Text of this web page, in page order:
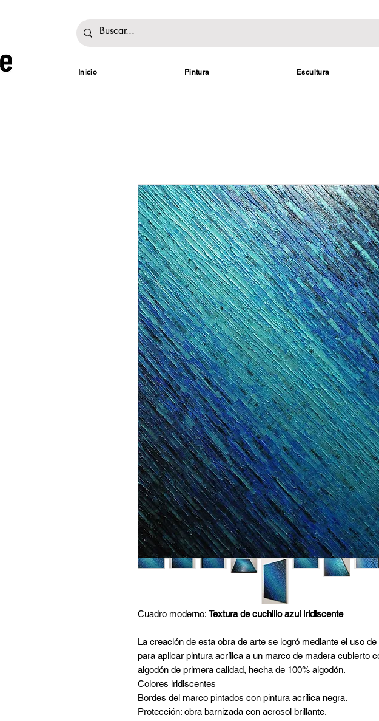
Inicio Pintura Escultura
Cuadro moderno: Textura de cuchillo azul iridiscente
La creación de esta obra de arte se logró mediante el uso
para aplicar pintura acrílica a un marco de madera cubierto
algodón de primera calidad, hecha de 100% algodón.
Colores iridiscentes
Bordes del marco pintados con pintura acrílica negra.
Protección: obra barnizada con aerosol brillante.